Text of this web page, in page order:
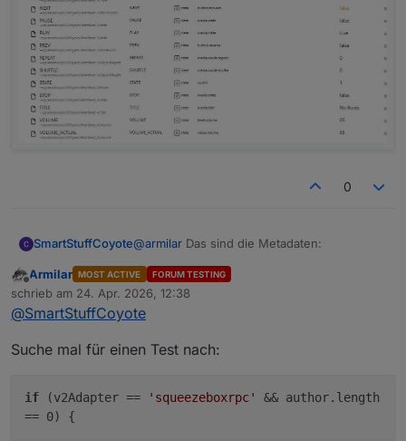
0
SmartStuffCoyote@armilar Das sind die Metadaten:
Offline
Armilar MOST ACTIVE FORUM TESTING
schrieb am 24. Apr. 2026, 12:38
zuletzt editiert von
@SmartStuffCoyote
Suche mal für einen Test nach:
if (v2Adapter == 'squeezeboxrpc'
&& author.length
== 0) {